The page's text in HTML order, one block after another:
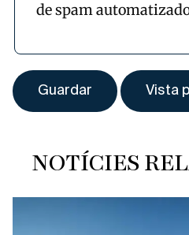
de spam
NOTÍCIES